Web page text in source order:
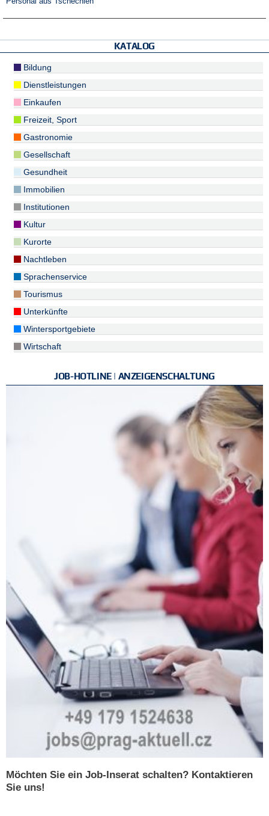
KATALOG
Bildung
Dienstleistungen
Einkaufen
Freizeit, Sport
Gastronomie
Gesellschaft
Gesundheit
Immobilien
Institutionen
Kultur
Kurorte
Nachtleben
Sprachenservice
Tourismus
Unterkünfte
Wintersportgebiete
Wirtschaft
JOB-HOTLINE | ANZEIGENSCHALTUNG
Möchten Sie ein Job-Inserat schalten? Kontaktieren
Sie uns!